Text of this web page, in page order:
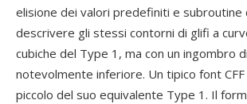
elisione dei valori predefiniti e
descrivere gli stessi contorni di glifi a
cubiche del Type 1, ma con un ingombro
notevolmente inferiore. Un tipico font
piccolo del suo equivalente Type 1. Il